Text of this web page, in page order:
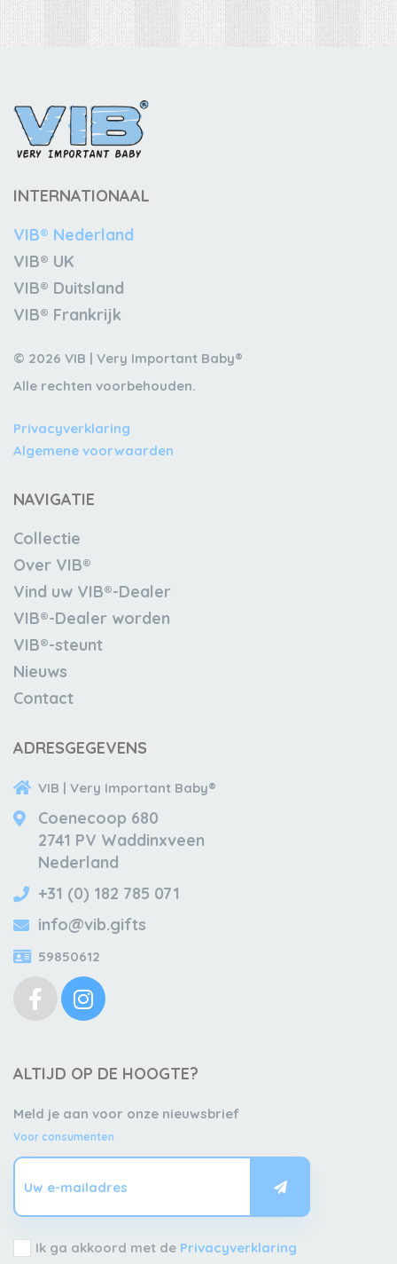
INTERNATIONAAL
VIB® Nederland
VIB® UK
VIB® Duitsland
VIB® Frankrijk
© 2026 VIB | Very Important Baby®
Alle rechten voorbehouden.
Privacyverklaring
Algemene voorwaarden
NAVIGATIE
Collectie
Over VIB®
Vind uw VIB®-Dealer
VIB®-Dealer worden
VIB®-steunt
Nieuws
Contact
ADRESGEGEVENS
VIB | Very Important Baby®
Coenecoop 680
2741 PV Waddinxveen
Nederland
+31 (0) 182 785 071
info@vib.gifts
59850612
ALTIJD OP DE HOOGTE?
Meld je aan voor onze nieuwsbrief
Voor consumenten
Ik ga akkoord met de Privacyverklaring